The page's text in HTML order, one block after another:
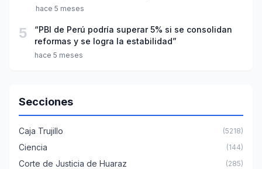
hace 5 meses
5
“PBI de Perú podría superar 5% si se consolidan
reformas y se logra la estabilidad”
hace 5 meses
Secciones
Caja Trujillo (5218)
Ciencia (144)
Corte de Justicia de Huaraz (285)